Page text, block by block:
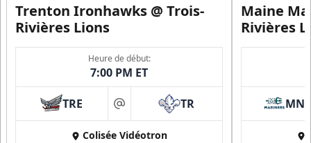
Trenton Ironhawks @ Trois-
Rivières Lions
Heure de début:
7:00 PM ET
TRE at TR
Colisée Vidéotron
Maine
Rivières
MNE